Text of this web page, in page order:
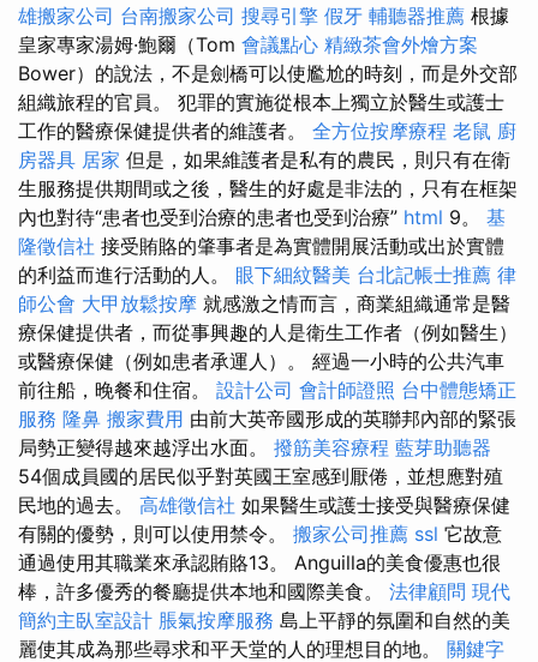
雄搬家公司 台南搬家公司 搜尋引擎 假牙 輔聽器推薦 根據
皇家專家湯姆·鮑爾（Tom 會議點心 精緻茶會外燴方案
Bower）的說法，不是劍橋可以使尷尬的時刻，而是外交部
組織旅程的官員。 犯罪的實施從根本上獨立於醫生或護士
工作的醫療保健提供者的維護者。 全方位按摩療程 老鼠 廚
房器具 居家 但是，如果維護者是私有的農民，則只有在衛
生服務提供期間或之後，醫生的好處是非法的，只有在框架
內也對待“患者也受到治療的患者也受到治療” html 9。 基
隆徵信社 接受賄賂的肇事者是為實體開展活動或出於實體
的利益而進行活動的人。 眼下細紋醫美 台北記帳士推薦 律
師公會 大甲放鬆按摩 就感激之情而言，商業組織通常是醫
療保健提供者，而從事興趣的人是衛生工作者（例如醫生）
或醫療保健（例如患者承運人）。 經過一小時的公共汽車
前往船，晚餐和住宿。 設計公司 會計師證照 台中體態矯正
服務 隆鼻 搬家費用 由前大英帝國形成的英聯邦內部的緊張
局勢正變得越來越浮出水面。 撥筋美容療程 藍芽助聽器
54個成員國的居民似乎對英國王室感到厭倦，並想應對殖
民地的過去。 高雄徵信社 如果醫生或護士接受與醫療保健
有關的優勢，則可以使用禁令。 搬家公司推薦 ssl 它故意
通過使用其職業來承認賄賂13。 Anguilla的美食優惠也很
棒，許多優秀的餐廳提供本地和國際美食。 法律顧問 現代
簡約主臥室設計 脹氣按摩服務 島上平靜的氛圍和自然的美
麗使其成為那些尋求和平天堂的人的理想目的地。 關鍵字